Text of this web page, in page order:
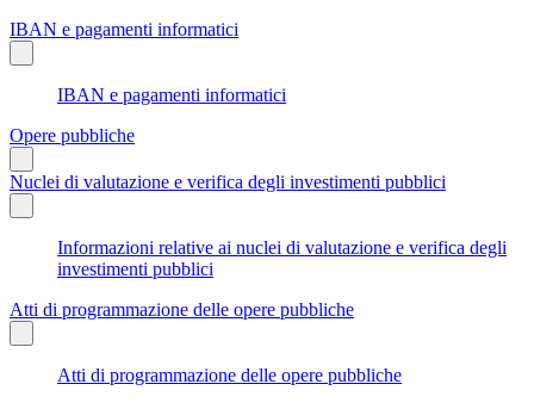
IBAN e pagamenti informatici
IBAN e pagamenti informatici
Opere pubbliche
Nuclei di valutazione e verifica degli investimenti pubblici
Informazioni relative ai nuclei di valutazione e verifica degli
investimenti pubblici
Atti di programmazione delle opere pubbliche
Atti di programmazione delle opere pubbliche